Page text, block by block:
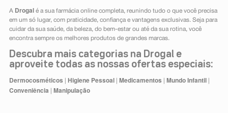
A Drogal é a sua farmácia online completa, reunindo tudo o que você precisa
em um só lugar, com praticidade, confiança e vantagens exclusivas. Seja para
cuidar da sua saúde, da beleza, do bem-estar ou até da sua rotina, você
encontra sempre os melhores produtos de grandes marcas.
Descubra mais categorias na Drogal e
aproveite todas as nossas ofertas especiais:
Dermocosméticos Higiene Pessoal Medicamentos Mundo Infantil
Conveniência Manipulação